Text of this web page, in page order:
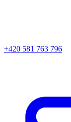
+420 581 763 796